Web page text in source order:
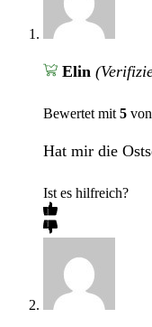
Elin
Bewertet mit 5
Hat mir die
Ist es hilfreich?